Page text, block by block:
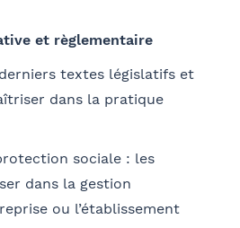
et règlementaire
textes législatifs et
dans la pratique
sociale : les
dans la gestion
ou l’établissement
Rechercher
Avocats
Se